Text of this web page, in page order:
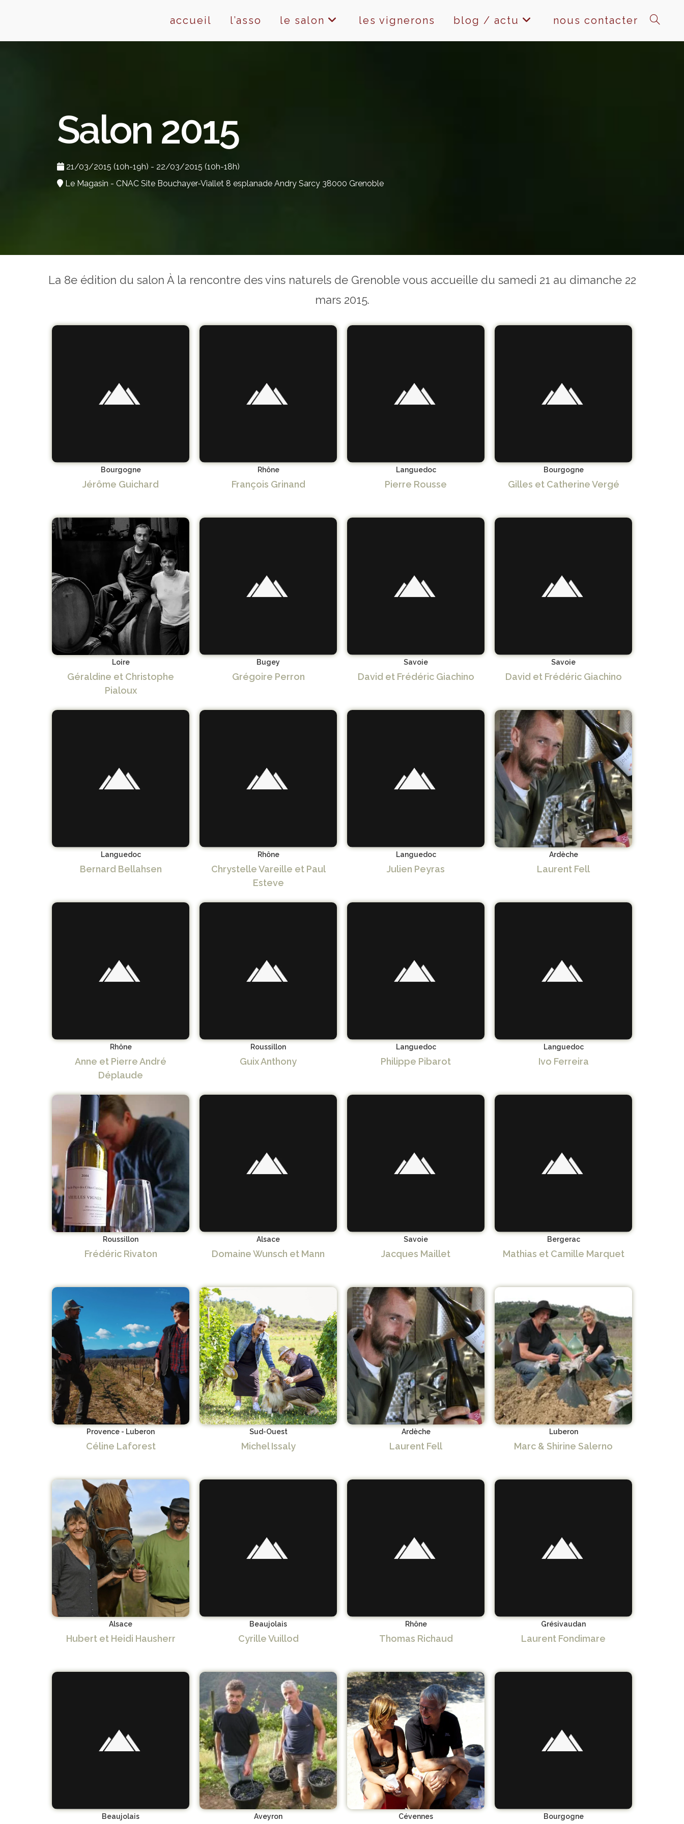
accueil l’asso le salon les vignerons blog / actu nous contacter toggle
Salon 2015
21/03/2015 (10h-19h) - 22/03/2015 (10h-18h)
Le Magasin - CNAC Site Bouchayer-Viallet 8 esplanade Andry Sarcy 38000 Grenoble
La 8e édition du salon À la rencontre des vins naturels de Grenoble vous accueille du samedi 21 au dimanche 22
mars 2015.
Bourgogne
Jérôme Guichard
Rhône
François Grinand
Languedoc
Pierre Rousse
Bourgogne
Gilles et Catherine Vergé
Loire
Géraldine et Christophe
Pialoux
Bugey
Grégoire Perron
Savoie
David et Frédéric Giachino
Savoie
David et Frédéric Giachino
Languedoc
Bernard Bellahsen
Rhône
Chrystelle Vareille et Paul
Esteve
Languedoc
Julien Peyras
Ardèche
Laurent Fell
Rhône
Anne et Pierre André
Déplaude
Roussillon
Guix Anthony
Languedoc
Philippe Pibarot
Languedoc
Ivo Ferreira
Roussillon
Frédéric Rivaton
Alsace
Domaine Wunsch et Mann
Savoie
Jacques Maillet
Bergerac
Mathias et Camille Marquet
Provence - Luberon
Céline Laforest
Sud-Ouest
Michel Issaly
Ardèche
Laurent Fell
Luberon
Marc & Shirine Salerno
Alsace
Hubert et Heidi Hausherr
Beaujolais
Cyrille Vuillod
Rhône
Thomas Richaud
Grésivaudan
Laurent Fondimare
Beaujolais Aveyron Cévennes Bourgogne